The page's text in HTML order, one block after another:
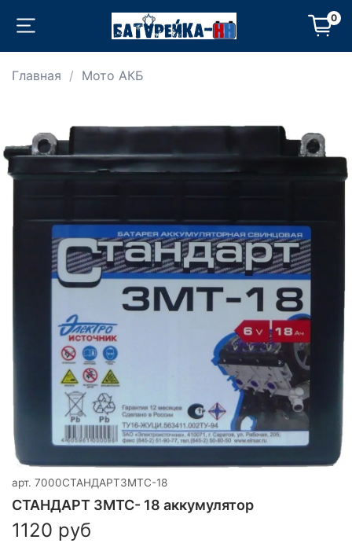
0
Главная Мото АКБ
арт. 7000СТАНДАРТ3МТС-18
СТАНДАРТ 3МТС- 18 аккумулятор
1120 руб